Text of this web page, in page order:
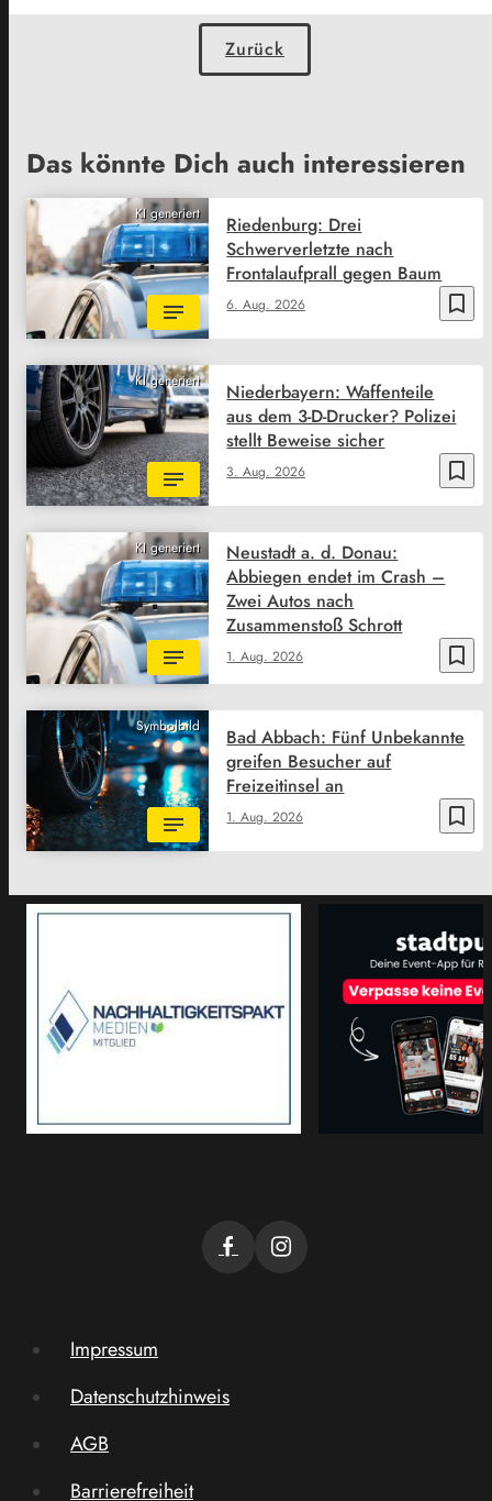
Zurück
Das könnte Dich auch interessieren
KI generiert
bookmark_border
6. Aug. 2026
Riedenburg: Drei
Schwerverletzte nach
Frontalaufprall gegen Baum
KI generiert
bookmark_border
3. Aug. 2026
Niederbayern: Waffenteile
aus dem 3-D-Drucker? Polizei
stellt Beweise sicher
KI generiert
bookmark_border
1. Aug. 2026
Neustadt a. d. Donau:
Abbiegen endet im Crash –
Zwei Autos nach
Zusammenstoß Schrott
Symbolbild
bookmark_border
1. Aug. 2026
Bad Abbach: Fünf Unbekannte
greifen Besucher auf
Freizeitinsel an
Impressum
Datenschutzhinweis
AGB
Barrierefreiheit